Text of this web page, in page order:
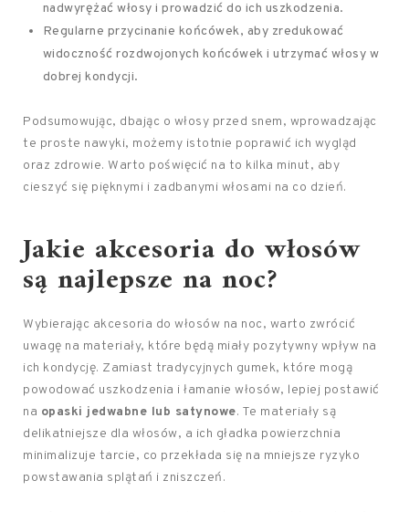
nadwyrężać włosy i prowadzić do ich uszkodzenia.
Regularne przycinanie końcówek, aby zredukować
widoczność rozdwojonych końcówek i utrzymać włosy w
dobrej kondycji.
Podsumowując, dbając o włosy przed snem, wprowadzając
te proste nawyki, możemy istotnie poprawić ich wygląd
oraz zdrowie. Warto poświęcić na to kilka minut, aby
cieszyć się pięknymi i zadbanymi włosami na co dzień.
Jakie akcesoria do włosów
są najlepsze na noc?
Wybierając akcesoria do włosów na noc, warto zwrócić
uwagę na materiały, które będą miały pozytywny wpływ na
ich kondycję. Zamiast tradycyjnych gumek, które mogą
powodować uszkodzenia i łamanie włosów, lepiej postawić
na opaski jedwabne lub satynowe. Te materiały są
delikatniejsze dla włosów, a ich gładka powierzchnia
minimalizuje tarcie, co przekłada się na mniejsze ryzyko
powstawania splątań i zniszczeń.